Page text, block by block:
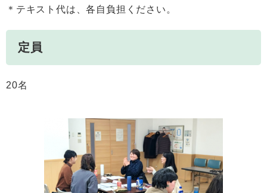
＊テキスト代は、各自負担ください。
定員
20名